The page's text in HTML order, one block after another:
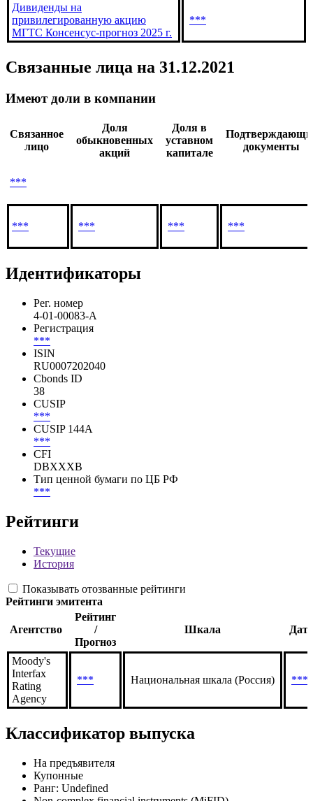
Дивиденды на
привилегированную акцию
МГТС Консенсус-прогноз 2025 г.
***
Связанные лица на 31.12.2021
Имеют доли в компании
Связанное
лицо
Доля
обыкновенных
акций
Доля в
уставном
капитале
документы
***
*** *** *** ***
Идентификаторы
Рег. номер
4-01-00083-A
Регистрация
***
ISIN
RU0007202040
Cbonds ID
38
CUSIP
***
CUSIP 144A
***
CFI
DBXXXB
Тип ценной бумаги по ЦБ РФ
***
Рейтинги
Текущие
История
Показывать отозванные рейтинги
Рейтинги эмитента
Агентство
Рейтинг
/
Прогноз
Шкала Дата
Moody's
Interfax
Rating
Agency
*** Национальная шкала (Россия) ***
Классификатор выпуска
На предъявителя
Купонные
Ранг: Undefined